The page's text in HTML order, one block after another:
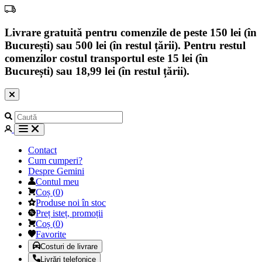
Livrare gratuită pentru comenzile de peste 150 lei (în
București) sau 500 lei (în restul țării). Pentru restul
comenzilor costul transportul este 15 lei (în
București) sau 18,99 lei (în restul țării).
Contact
Cum cumperi?
Despre Gemini
Contul meu
Coș (0)
Produse noi în stoc
Preț isteț, promoții
Coș (0)
Favorite
Costuri de livrare
Livrări telefonice